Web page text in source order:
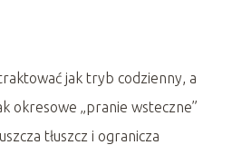
jak tryb codzienny, a
okresowe „pranie wsteczne”
tłuszcz i ogranicza